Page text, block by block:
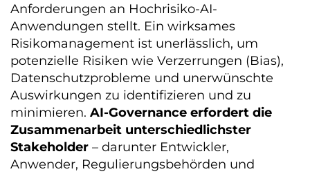
Anforderungen an Hochrisiko-AI-
Anwendungen stellt. Ein wirksames
Risikomanagement ist unerlässlich, um
potenzielle Risiken wie Verzerrungen (Bias),
Datenschutzprobleme und unerwünschte
Auswirkungen zu identifizieren und zu
minimieren. AI-Governance erfordert die
Zusammenarbeit unterschiedlichster
Stakeholder – darunter Entwickler,
Anwender, Regulierungsbehörden und